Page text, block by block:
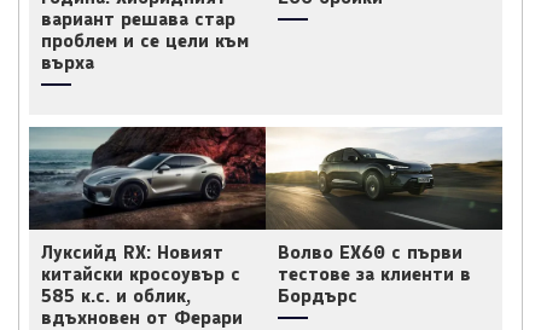
вариант решава стар
проблем и се цели към
върха
Луксийд RX: Новият
китайски кросоувър с
585 к.с. и облик,
вдъхновен от Ферари
Волво EX60 с първи
тестове за клиенти в
Бордърс